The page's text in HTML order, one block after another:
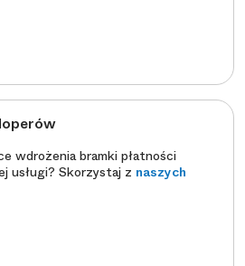
wdrożenia bramki płatności
usługi? Skorzystaj z naszych